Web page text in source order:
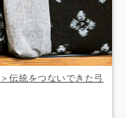
伝統をつないできた弓